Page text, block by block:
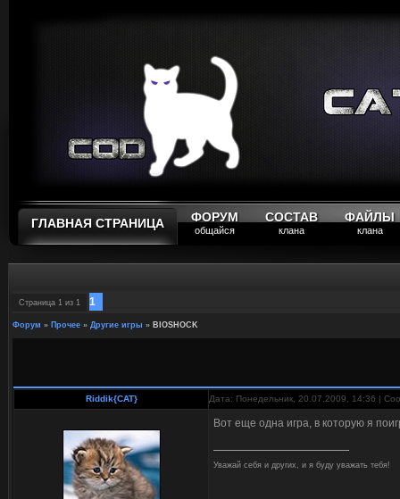
ГЛАВНАЯ СТРАНИЦА ФОРУМ
общайся
СОСТАВ
клана
ФАЙЛЫ
клана
Страница 1 из 1 1
Форум » Прочее » Другие игры » BIOSHOCK
Riddik{CAT} Дата: Понедельник, 20.07.2009, 14:36 |
Вот еще одна игра, в которую я
Уважай себя и других, и я буду уважать тебя!